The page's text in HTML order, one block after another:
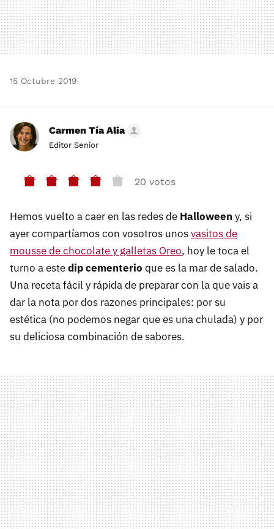
15 Octubre 2019
Carmen Tía Alia
Editor Senior
20 votos
Hemos vuelto a caer en las redes de Halloween y, si
ayer compartíamos con vosotros unosvasitos de
mousse de chocolate y galletas Oreo, hoy le toca el
turno a estedip cementerio que es la mar de salado.
Una receta fácil y rápida de preparar con la que vais a
dar la nota por dos razones principales: por su
estética (no podemos negar que es una chulada) y por
su deliciosa combinación de sabores.